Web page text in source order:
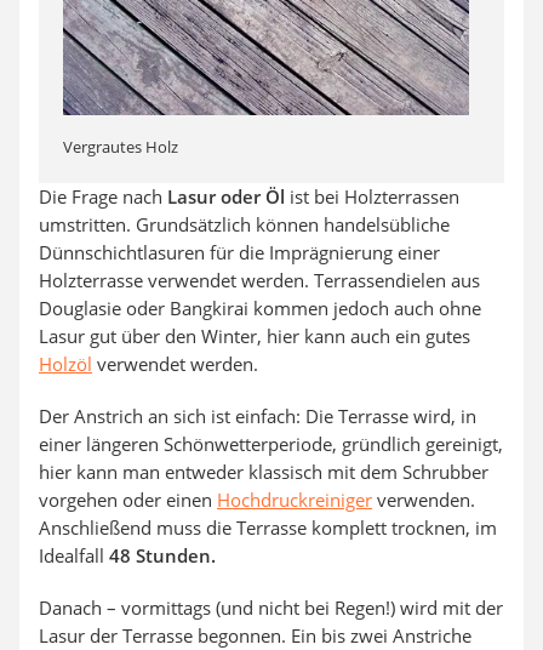
Vergrautes Holz
Die Frage nach Lasur oder Öl ist bei Holzterrassen
umstritten. Grundsätzlich können handelsübliche
Dünnschichtlasuren für die Imprägnierung einer
Holzterrasse verwendet werden. Terrassendielen aus
Douglasie oder Bangkirai kommen jedoch auch ohne
Lasur gut über den Winter, hier kann auch ein gutes
Holzöl verwendet werden.
Der Anstrich an sich ist einfach: Die Terrasse wird, in
einer längeren Schönwetterperiode, gründlich gereinigt,
hier kann man entweder klassisch mit dem Schrubber
vorgehen oder einen Hochdruckreiniger verwenden.
Anschließend muss die Terrasse komplett trocknen, im
Idealfall 48 Stunden.
Danach – vormittags (und nicht bei Regen!) wird mit der
Lasur der Terrasse begonnen. Ein bis zwei Anstriche